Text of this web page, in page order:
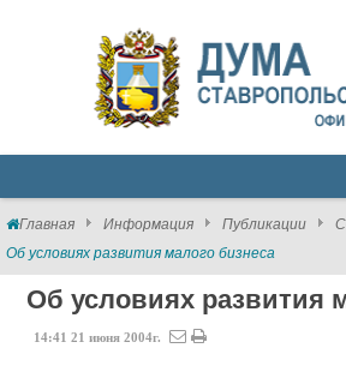
Главная Информация Публикации
Об условиях развития малого бизнеса
Об условиях развития
14:41 21 июня 2004г.